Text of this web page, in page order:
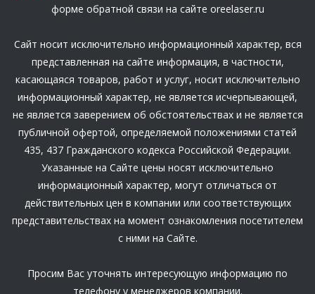
форме обратной связи на сайте oreelaser.ru
Сайт носит исключительно информационный характер, вся
представленная на сайте информация, в частности,
касающаяся товаров, работ и услуг, носит исключительно
информационный характер, не является исчерпывающей,
не является заверением об обстоятельствах и не является
публичной офертой, определяемой положениями статей
435, 437 Гражданского кодекса Российской Федерации.
Указанные на Сайте цены носят исключительно
информационный характер, могут отличаться от
действительных цен в компании или соответствующих
представительствах на момент ознакомления посетителем
с ними на Сайте.
Просим Вас уточнять интересующую информацию по
телефону у менеджеров компании.